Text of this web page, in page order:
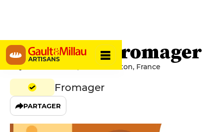
ARTISANS
Le Coin du Fromager
5 Quai de Monléon, 06500 Menton, France
Fromager
PARTAGER